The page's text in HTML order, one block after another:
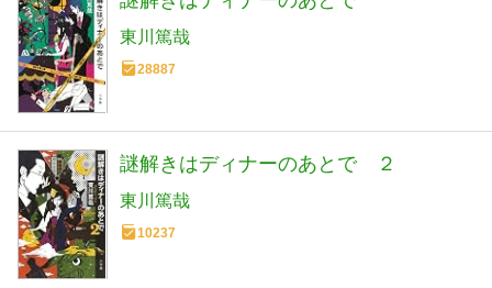
東川篤哉
28887
謎解きはディナーのあとで ２
東川篤哉
10237